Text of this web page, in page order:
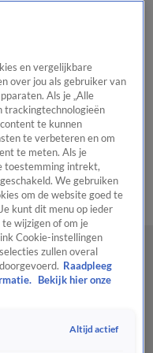
beste van Hart
Tip de
de redactiePanelVideo's
en vergelijkbare
over jou als gebruiker van
Als je „Alle
trackingtechnologieën
te kunnen
te verbeteren en om
te meten. Als je
toestemming intrekt,
We gebruiken
om de website goed te
kunt dit menu op ieder
wijzigen of om je
Cookie-instellingen
zullen overal
Raadpleeg
Bekijk hier onze
Altijd actief